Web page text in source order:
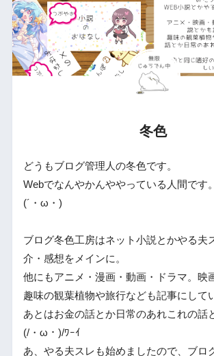
冬色
どうもブログ管理人の冬色です。
Webでなんやかんややっている人間です。
(´・ω・)
ブログ冬色工房はネット小説とかやる夫
介・感想をメインに。
他にもアニメ・漫画・動画・ドラマ。映
趣味の観葉植物や旅行なども記事にして
あとはお金の話とか日常のあれこれの話
(/・ω・)/ﾜｰｲ
あ、やる夫スレも始めましたので、ブロ